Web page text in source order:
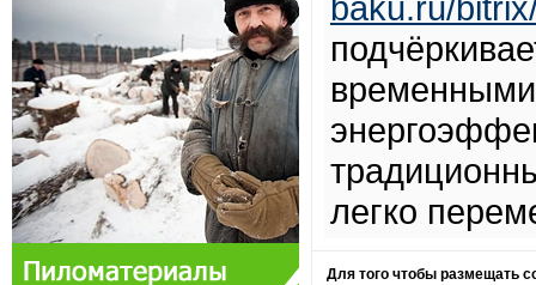
легко
Для того чтобы размещать